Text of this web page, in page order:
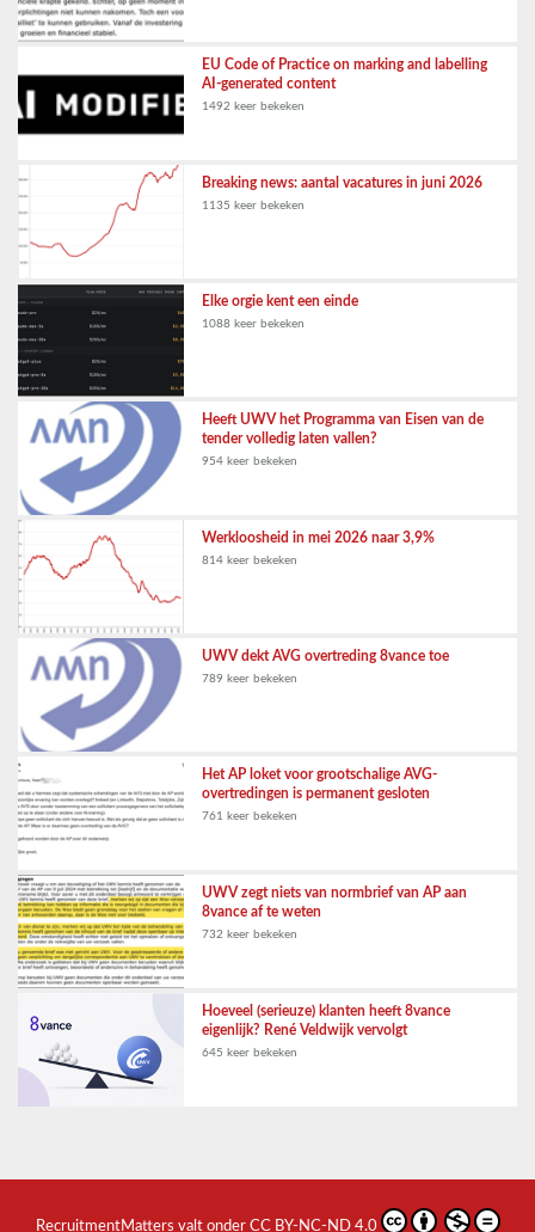
EU Code of Practice on marking and labelling
AI-generated content
1492 keer bekeken
Breaking news: aantal vacatures in juni 2026
1135 keer bekeken
Elke orgie kent een einde
1088 keer bekeken
Heeft UWV het Programma van Eisen van de
tender volledig laten vallen?
954 keer bekeken
Werkloosheid in mei 2026 naar 3,9%
814 keer bekeken
UWV dekt AVG overtreding 8vance toe
789 keer bekeken
Het AP loket voor grootschalige AVG-
overtredingen is permanent gesloten
761 keer bekeken
UWV zegt niets van normbrief van AP aan
8vance af te weten
732 keer bekeken
Hoeveel (serieuze) klanten heeft 8vance
eigenlijk? René Veldwijk vervolgt
645 keer bekeken
RecruitmentMatters valt onder CC BY-NC-ND 4.0